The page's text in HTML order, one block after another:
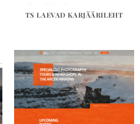
TS LAEVAD KARJÄÄRILEHT